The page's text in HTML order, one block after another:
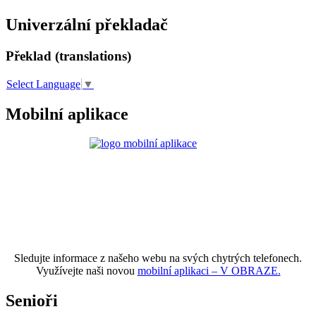
Univerzální překladač
Překlad (translations)
Select Language ▼
Mobilní aplikace
Sledujte informace z našeho webu na svých chytrých telefonech.
Využívejte naši novou mobilní aplikaci – V OBRAZE.
Senioři